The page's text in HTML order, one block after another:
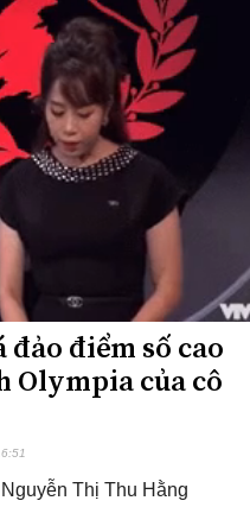
đảo điểm số cao
Olympia của cô
Thị Thu Hằng